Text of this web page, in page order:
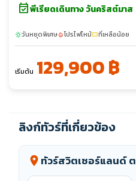
Triomphe) - ห้างแกลลารี-ลาฟ
event_availableพีเรียดเดินทาง วันคริสต์มาส
sunnyวันหยุดพิเศษlocal_fire_departmentโปรไฟไหม้confirmation_numberที่เหลือน้อย
เริ่มต้น 129,900 ฿
ลิงก์ทัวร์ที่เกี่ยวข้อง
location_on ทัวร์สวิตเซอร์แลนด์